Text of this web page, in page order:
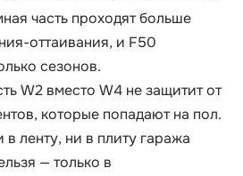
часть проходят больше
оттаивания, и F50
сезонов.
W2 вместо W4 не защитит от
которые попадают на пол.
ленту, ни в плиту гаража
— только в